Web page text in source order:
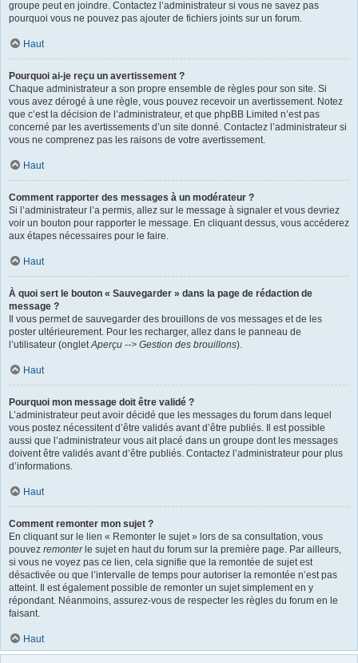
groupe peut en joindre. Contactez l’administrateur si vous ne savez pas
pourquoi vous ne pouvez pas ajouter de fichiers joints sur un forum.
Haut
Pourquoi ai-je reçu un avertissement ?
Chaque administrateur a son propre ensemble de règles pour son site. Si
vous avez dérogé à une règle, vous pouvez recevoir un avertissement. Notez
que c’est la décision de l’administrateur, et que phpBB Limited n’est pas
concerné par les avertissements d’un site donné. Contactez l’administrateur si
vous ne comprenez pas les raisons de votre avertissement.
Haut
Comment rapporter des messages à un modérateur ?
Si l’administrateur l’a permis, allez sur le message à signaler et vous devriez
voir un bouton pour rapporter le message. En cliquant dessus, vous accéderez
aux étapes nécessaires pour le faire.
Haut
À quoi sert le bouton « Sauvegarder » dans la page de rédaction de
message ?
Il vous permet de sauvegarder des brouillons de vos messages et de les
poster ultérieurement. Pour les recharger, allez dans le panneau de
l’utilisateur (ongletAperçu --> Gestion des brouillons).
Haut
Pourquoi mon message doit être validé ?
L’administrateur peut avoir décidé que les messages du forum dans lequel
vous postez nécessitent d’être validés avant d’être publiés. Il est possible
aussi que l’administrateur vous ait placé dans un groupe dont les messages
doivent être validés avant d’être publiés. Contactez l’administrateur pour plus
d’informations.
Haut
Comment remonter mon sujet ?
En cliquant sur le lien « Remonter le sujet » lors de sa consultation, vous
pouvez remonterle sujet en haut du forum sur la première page. Par ailleurs,
si vous ne voyez pas ce lien, cela signifie que la remontée de sujet est
désactivée ou que l’intervalle de temps pour autoriser la remontée n’est pas
atteint. Il est également possible de remonter un sujet simplement en y
répondant. Néanmoins, assurez-vous de respecter les règles du forum en le
faisant.
Haut